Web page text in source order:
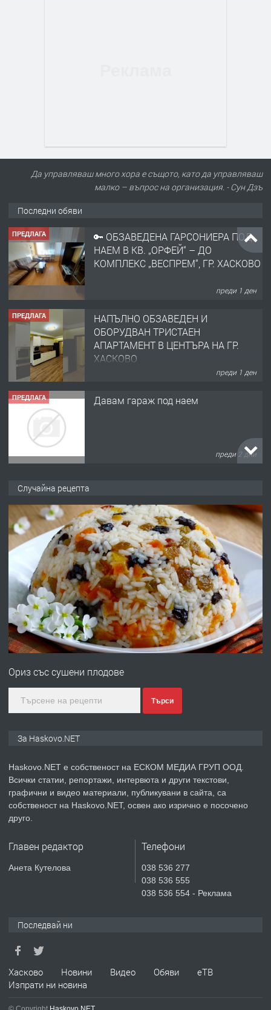
Да управляваш много хора е същото, като да управляваш
малко – въпрос на организация. - Сун Дзъ
Последни обяви
ПРЕДЛАГА
🔑 ОБЗАВЕДЕНА ГАРСОНИЕРА ПОД
НАЕМ В КВ. „ОРФЕЙ“ – ДО
КОМПЛЕКС „ВЕСПРЕМ“, ГР. ХАСКОВО
преди 1 ден
ПРЕДЛАГА
НАПЪЛНО ОБЗАВЕДЕН И
ОБОРУДВАН ТРИСТАЕН
АПАРТАМЕНТ В ЦЕНТЪРА НА ГР.
ХАСКОВО
преди 1 ден
ПРЕДЛАГА Давам гараж под наем
преди 2 дни
градската градина!
преди 2 дни
ПРЕДЛАГА
ПРОСТОРЕН ТРИСТАЕН
АПАРТАМЕНТ В НОВА СГРАДА КВ.
КУБА
преди 2 дни
ПРЕДЛАГА
Продавам парцел в гр. Хасково кв.
асфалт 0889 537 426
преди 2 дни
ПРЕДЛАГА
№4119 Едностаен обзаведен
Къртене на бетон! Събаряне на
ПРЕДЛАГА Апартамент за продажба
Случайна рецепта
Ориз със сушени плодове
Търси
За Haskovo.NET
Haskovo.NET е собственост на ЕСКОМ МЕДИА ГРУП ООД.
Всички статии, репортажи, интервюта и други текстови,
графични и видео материали, публикувани в сайта, са
собственост на Haskovo.NET, освен ако изрично е посочено
друго.
Главен редактор
Анета Кутелова
Телефони
038 536 277
038 536 555
038 536 554 - Реклама
Последвай ни
Хасково Новини Видео Обяви
еТВ
Изпрати ни новина